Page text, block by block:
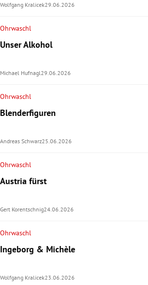
Wolfgang Kralicek29.06.2026
Ohrwaschl
Unser Alkohol
Michael Hufnagl 29.06.2026
Ohrwaschl
Blenderfiguren
Andreas Schwarz25.06.2026
Ohrwaschl
Austria fürst
Gert Korentschnig24.06.2026
Ohrwaschl
Ingeborg & Michèle
Wolfgang Kralicek23.06.2026